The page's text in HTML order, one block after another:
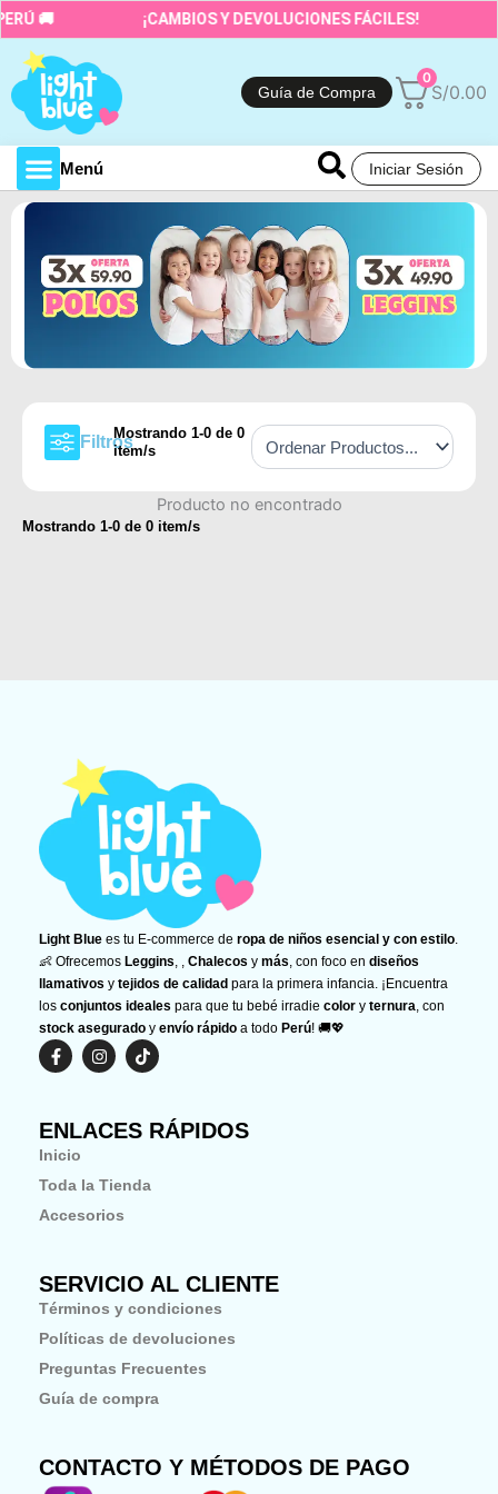
Ir
al
contenido
🚚 ¡CAMBIOS Y DEVOLUCIONES FÁCILES!
Guía de Compra
0
S/0.00
Menú Iniciar Sesión
FiltrosMostrando 1-0de 0
item/s
Producto no encontrado
Mostrando 1-0 de 0 item/s
Light Blue es tu E-commerce de ropa de niños esencial y con estilo.
👶 Ofrecemos Leggins, , Chalecos y más, con foco en diseños
llamativos y tejidos de calidad para la primera infancia. ¡Encuentra
los conjuntos ideales para que tu bebé irradie color y ternura, con
stock asegurado y envío rápido a todo Perú! 🚚💖
F
a
c
o
o
k
-
f
I
n
s
g
m
T
i
k
k
ENLACES RÁPIDOS
Inicio
Toda la Tienda
Accesorios
SERVICIO AL CLIENTE
Términos y condiciones
Políticas de devoluciones
Preguntas Frecuentes
Guía de compra
CONTACTO Y MÉTODOS DE PAGO